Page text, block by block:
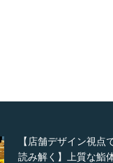
【店舗デザイン視点
読み解く】上質な鮨